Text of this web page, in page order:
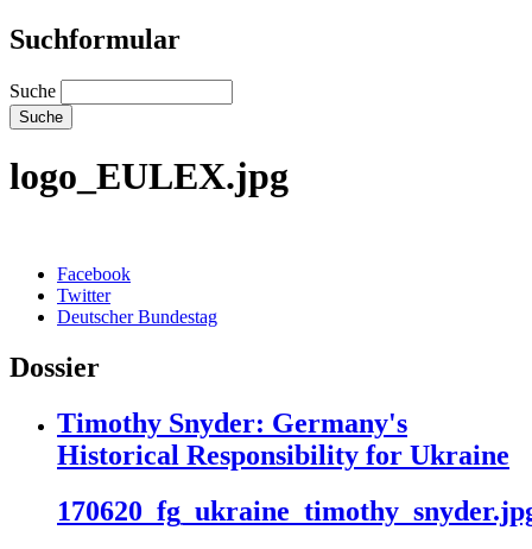
Suchformular
Suche
logo_EULEX.jpg
Facebook
Twitter
Deutscher Bundestag
Dossier
Timothy Snyder: Germany's
Historical Responsibility for Ukraine